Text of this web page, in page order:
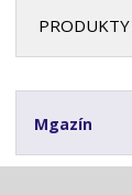
Mgazín